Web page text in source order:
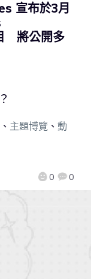
宣布於3月
將公開多
0 0
、 主題博覽、 動